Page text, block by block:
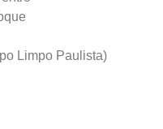
Limpo Paulista)